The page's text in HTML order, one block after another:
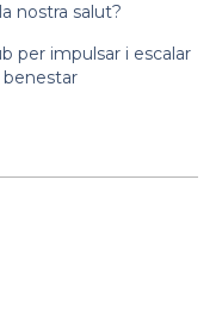
nostra salut?
per impulsar i escalar
benestar